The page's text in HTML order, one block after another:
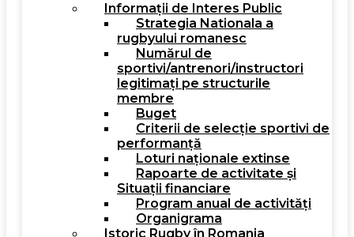
Informații de Interes Public
Strategia Nationala a
rugbyului romanesc
Numărul de
sportivi/antrenori/instructori
legitimați pe structurile
membre
Buget
Criterii de selecție sportivi de
performanță
Loturi naționale extinse
Rapoarte de activitate și
Situații financiare
Program anual de activități
Organigrama
Istoric Rugby în Romania